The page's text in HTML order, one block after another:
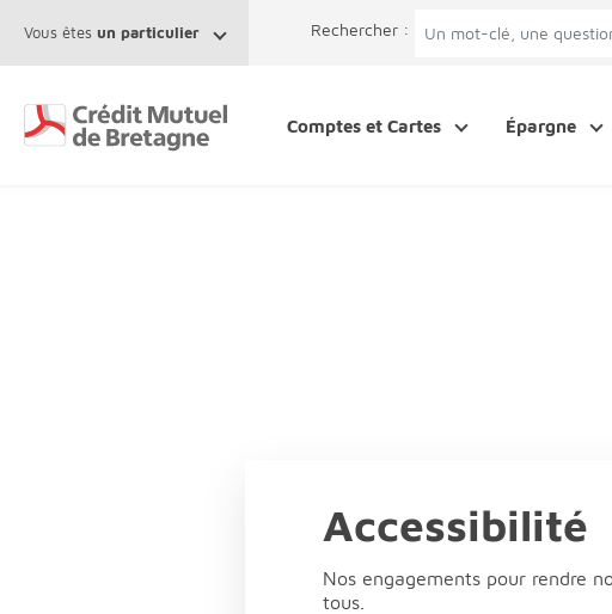
Vous êtes un particulier Rechercher :
Comptes et Cartes Épargne
Accessibilité
Nos engagements pour rendre
tous.